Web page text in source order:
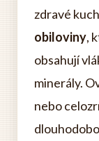
zdravé
obiloviny,
obsahují
minerály.
nebo